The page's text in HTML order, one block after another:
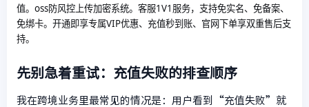
值。oss防风控上传加密系统。客服1V1服务，支持免实名、免备案、
免绑卡。开通即享专属VIP优惠、充值秒到账、官网下单享双重售后支
持。
先别急着重试：充值失败的排查顺序
我在跨境业务里最常见的情况是：用户看到“充值失败”就